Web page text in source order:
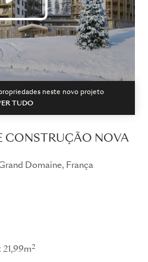
neste novo projeto
TUDO
CONSTRUÇÃO NOVA
Domaine, França
21,99m2